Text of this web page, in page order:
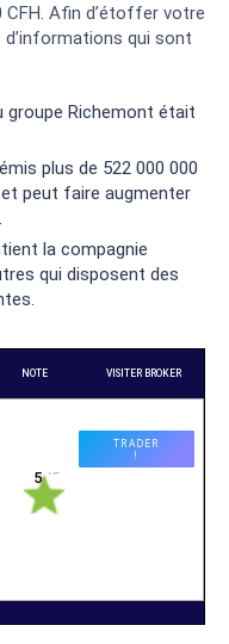
CFH. Afin d’étoffer votre
d’informations qui sont
groupe Richemont était
plus de 522 000 000
peut faire augmenter
la compagnie
qui disposent des